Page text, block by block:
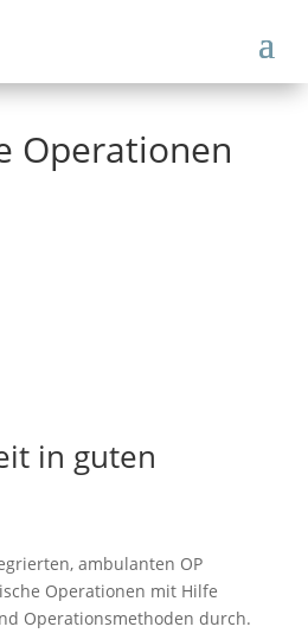
Operationen
in guten
ambulanten OP
Operationen mit Hilfe
Operationsmethoden durch.